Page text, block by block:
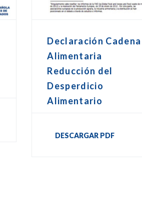
Declaración Cadena
Alimentaria
Reducción del
Desperdicio
Alimentario
DESCARGAR PDF